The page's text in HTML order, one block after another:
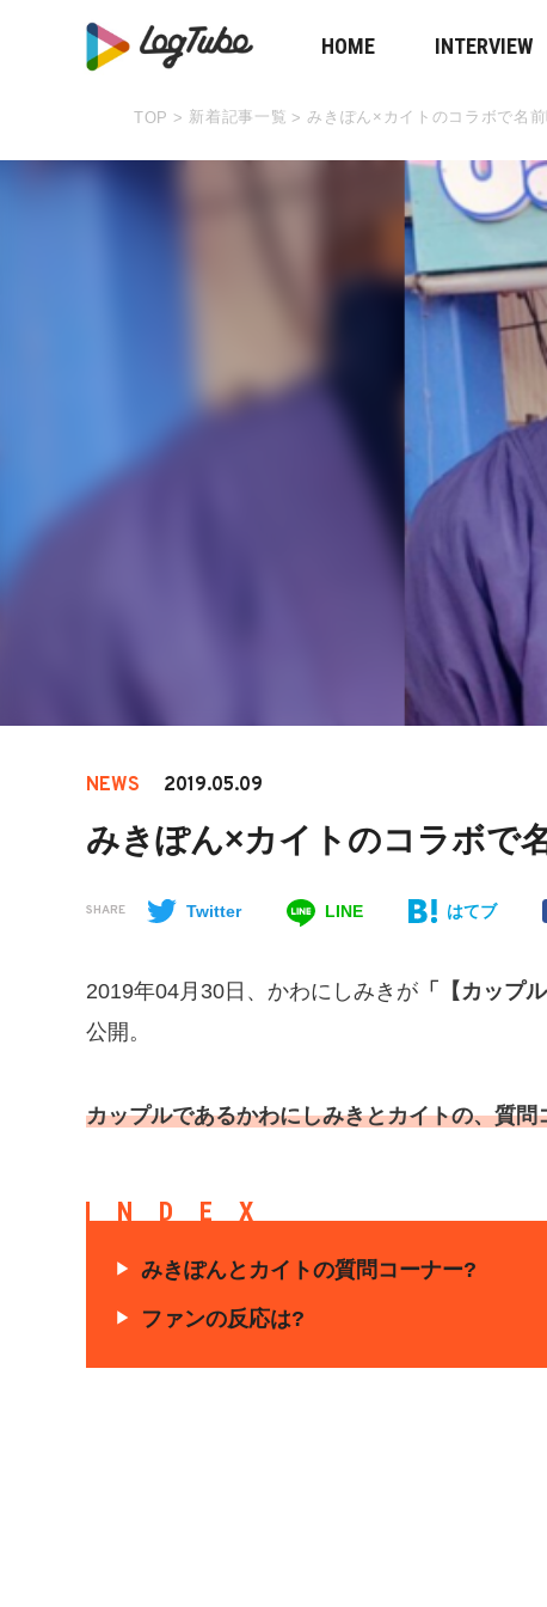
HOME INTERVIEW
TOP > 新着記事一覧 > みきぽん×カイトのコラボで名
NEWS 2019.05.09
みきぽん×カイトのコラボで
SHARE Twitter LINE はてブ
2019年04月30日、かわにしみきが 「【カップ
公開。
カップルであるかわにしみきとカイトの、質
INDEX
みきぽんとカイトの質問コーナー?
ファンの反応は?